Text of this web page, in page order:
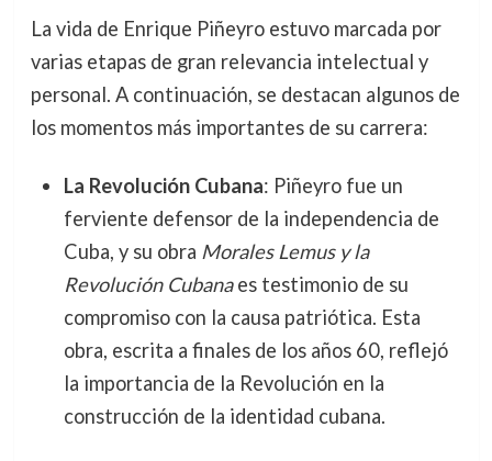
La vida de Enrique Piñeyro estuvo marcada por
varias etapas de gran relevancia intelectual y
personal. A continuación, se destacan algunos de
los momentos más importantes de su carrera:
La Revolución Cubana: Piñeyro fue un
ferviente defensor de la independencia de
Cuba, y su obra Morales Lemus y la
Revolución Cubanaes testimonio de su
compromiso con la causa patriótica. Esta
obra, escrita a finales de los años 60, reflejó
la importancia de la Revolución en la
construcción de la identidad cubana.